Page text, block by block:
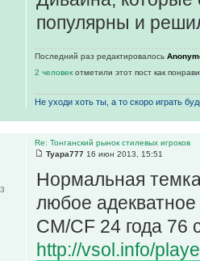
популярны и
Последний раз редактировалось
2 человек отметили этот пост как
Не уходи хоть ты, а то скоро играть
Re: Тонганский рынок стилевых игроков
Tyapa777 16 июн 2013, 15:51
Нормальная
любое
CM/CF 24 года
http://vsol.info/